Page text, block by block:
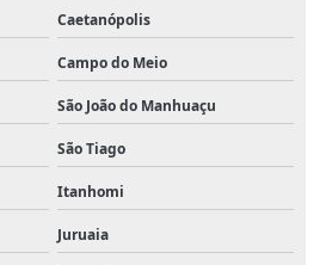
Caetanópolis
Campo do Meio
São João do Manhuaçu
São Tiago
Itanhomi
Juruaia